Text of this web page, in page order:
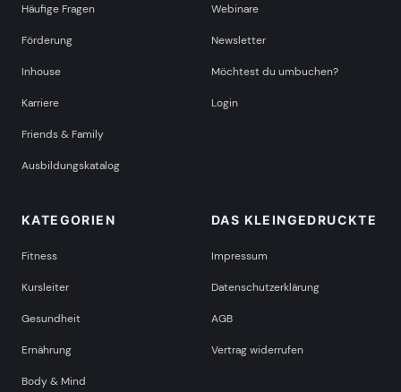
Häufige Fragen
Förderung
Inhouse
Karriere
Friends & Family
Ausbildungskatalog
Webinare
Newsletter
Möchtest du umbuchen?
Login
KATEGORIEN
Fitness
Kursleiter
Gesundheit
Ernährung
Body & Mind
DAS KLEINGEDRUCKTE
Impressum
Datenschutzerklärung
AGB
Vertrag widerrufen